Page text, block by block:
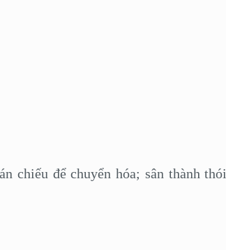
để chuyển hóa; sân thành thói